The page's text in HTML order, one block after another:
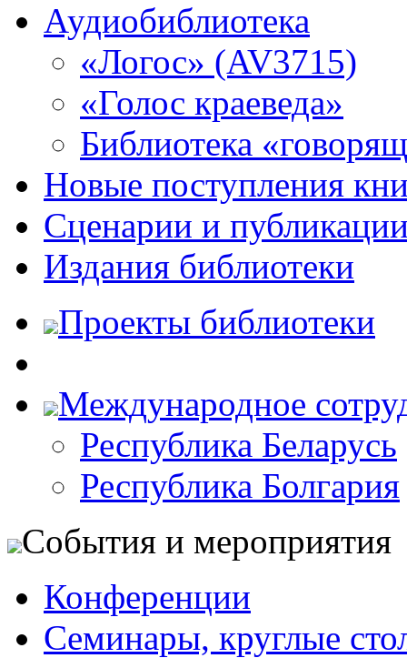
Аудиобиблиотека
«Логос» (AV3715)
«Голос краеведа»
Библиотека
Новые поступления
Сценарии и
Издания библиотеки
Проекты библиотеки
Международное
Республика Беларусь
Республика Болгария
События и мероприятия
Конференции
Семинары, круглые